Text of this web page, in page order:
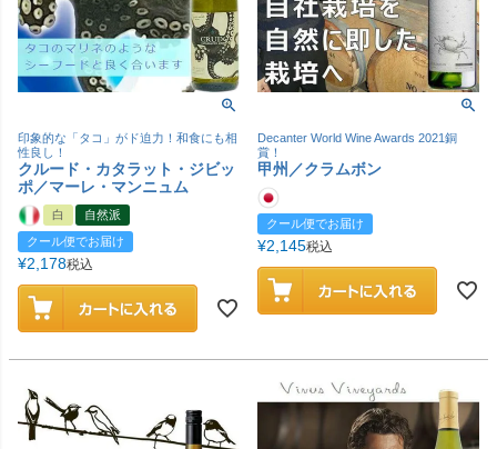
印象的な「タコ」がド迫力！和食にも相
性良し！
クルード・カタラット・ジビッ
ポ／マーレ・マンニュム
白
自然派
クール便でお届け
¥2,178税込
Decanter World Wine Awards 2021銅
賞！
甲州／クラムボン
クール便でお届け
¥2,145税込